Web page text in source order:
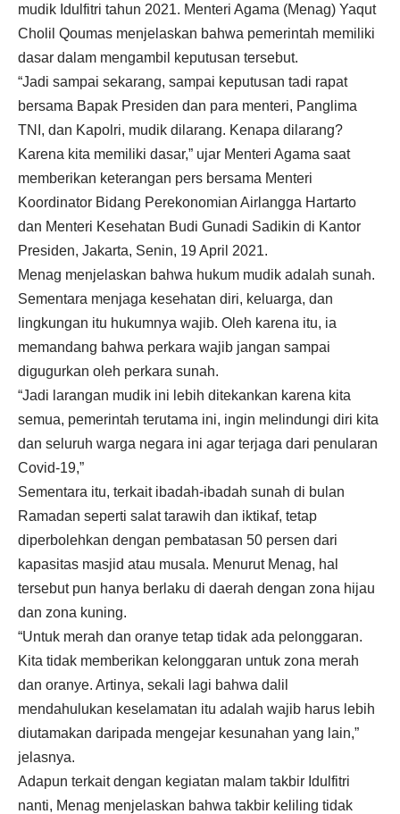
mudik Idulfitri tahun 2021. Menteri Agama (Menag) Yaqut
Cholil Qoumas menjelaskan bahwa pemerintah memiliki
dasar dalam mengambil keputusan tersebut.
“Jadi sampai sekarang, sampai keputusan tadi rapat
bersama Bapak Presiden dan para menteri, Panglima
TNI, dan Kapolri, mudik dilarang. Kenapa dilarang?
Karena kita memiliki dasar,” ujar Menteri Agama saat
memberikan keterangan pers bersama Menteri
Koordinator Bidang Perekonomian Airlangga Hartarto
dan Menteri Kesehatan Budi Gunadi Sadikin di Kantor
Presiden, Jakarta, Senin, 19 April 2021.
Menag menjelaskan bahwa hukum mudik adalah sunah.
Sementara menjaga kesehatan diri, keluarga, dan
lingkungan itu hukumnya wajib. Oleh karena itu, ia
memandang bahwa perkara wajib jangan sampai
digugurkan oleh perkara sunah.
“Jadi larangan mudik ini lebih ditekankan karena kita
semua, pemerintah terutama ini, ingin melindungi diri kita
dan seluruh warga negara ini agar terjaga dari penularan
Covid-19,”
Sementara itu, terkait ibadah-ibadah sunah di bulan
Ramadan seperti salat tarawih dan iktikaf, tetap
diperbolehkan dengan pembatasan 50 persen dari
kapasitas masjid atau musala. Menurut Menag, hal
tersebut pun hanya berlaku di daerah dengan zona hijau
dan zona kuning.
“Untuk merah dan oranye tetap tidak ada pelonggaran.
Kita tidak memberikan kelonggaran untuk zona merah
dan oranye. Artinya, sekali lagi bahwa dalil
mendahulukan keselamatan itu adalah wajib harus lebih
diutamakan daripada mengejar kesunahan yang lain,”
jelasnya.
Adapun terkait dengan kegiatan malam takbir Idulfitri
nanti, Menag menjelaskan bahwa takbir keliling tidak